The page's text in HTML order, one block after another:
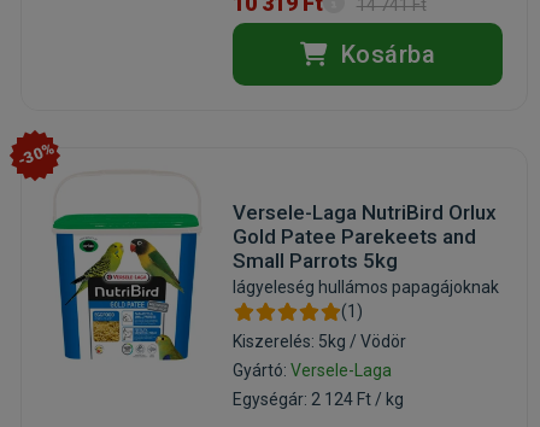
14 741 Ft
Kosárba
-30%
Versele-Laga NutriBird Orlux
Gold Patee Parekeets and
Small Parrots 5kg
lágyeleség hullámos papagájoknak
(1)
Kiszerelés: 5kg / Vödör
Gyártó: Versele-Laga
Egységár: 2 124 Ft / kg